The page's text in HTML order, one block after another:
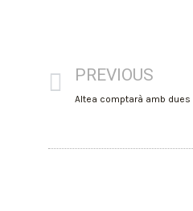
PREVIOUS